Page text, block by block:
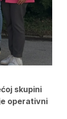
skupini
operativni